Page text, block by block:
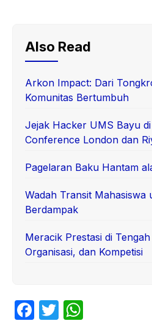
Also Read
Arkon Impact: Dari
Komunitas Bertumbuh
Jejak Hacker UMS Bayu
Conference London dan
Pagelaran Baku Hantam
Wadah Transit Mahasiswa
Berdampak
Meracik Prestasi di
Organisasi, dan Kompetisi
F
T